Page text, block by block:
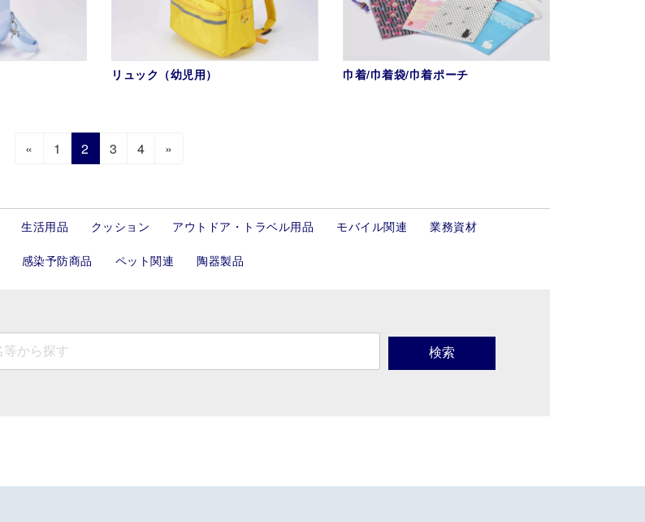
リュック（幼児用） 巾着/巾着袋/巾着ポーチ
«
固
ー
ジ
1
固
定
ー
ジ
2
固
ー
ジ
3
固
ー
ジ
4 »
生活用品 クッション アウトドア・トラベル用品 モバイル関連 業務資材
感染予防商品 ペット関連 陶器製品